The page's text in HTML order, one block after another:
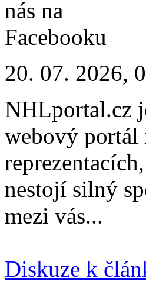
20. 07. 2026,
NHLportal.cz
webový
nestojí silný
mezi vás...
Diskuze k